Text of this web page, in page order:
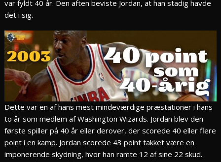
var fyldt 40 år. Den aften beviste Jordan, at han stadig havde
det i sig.
Dette var en af hans mest mindeværdige præstationer i hans
to år som medlem af Washington Wizards. Jordan blev den
første spiller på 40 år eller derover, der scorede 40 eller flere
point i en kamp. Jordan scorede 43 point takket være en
imponerende skydning, hvor han ramte 12 af sine 22 skud.